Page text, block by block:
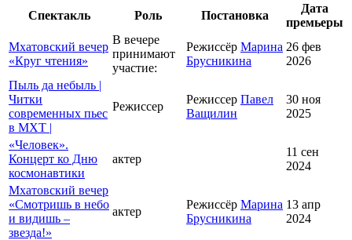
Спектакль Роль Постановка
Дата
премьеры
Мхатовский вечер
«Круг чтения»
В вечере
принимают
участие:
Режиссёр Марина
Брусникина
26 фев
2026
Пыль да небыль |
Читки
современных пьес
в МХТ |
Режиссер
Режиссер Павел
Ващилин
30 ноя
2025
«Человек».
Концерт ко Дню
космонавтики
актер
11 сен
2024
Мхатовский вечер
«Смотришь в небо
и видишь –
звезда!»
актер
Режиссёр Марина
Брусникина
13 апр
2024